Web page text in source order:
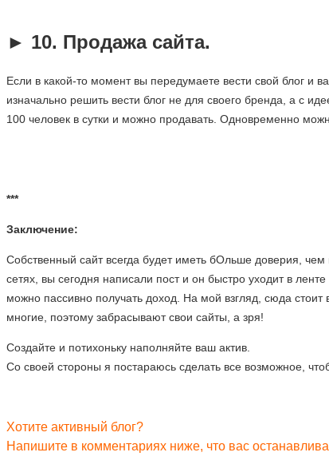
► 10. Продажа сайта.
Если в какой-то момент вы передумаете вести свой блог
изначально решить вести блог не для своего бренда, а с
100 человек в сутки и можно продавать. Одновременно
***
Заключение:
Собственный сайт всегда будет иметь бОльше доверия,
сетях, вы сегодня написали пост и он быстро уходит в
можно пассивно получать доход. На мой взгляд, сюда
многие, поэтому забрасывают свои сайты, а зря!
Создайте и потихоньку наполняйте ваш актив.
Со своей стороны я постараюсь сделать все возможное,
Хотите активный блог?
Напишите в комментариях ниже, что вас